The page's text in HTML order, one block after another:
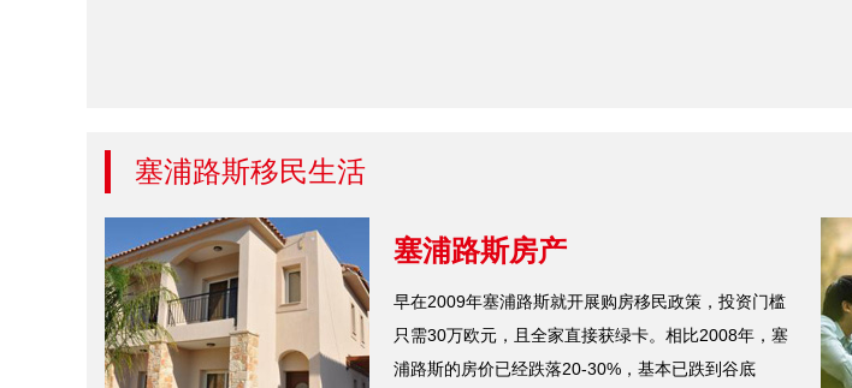
塞浦路斯移民生活
塞浦路斯房产
早在2009年塞浦路斯就开展购房移民政策，投资门槛
只需30万欧元，且全家直接获绿卡。相比2008年，塞
浦路斯的房价已经跌落20-30%，基本已跌到谷底